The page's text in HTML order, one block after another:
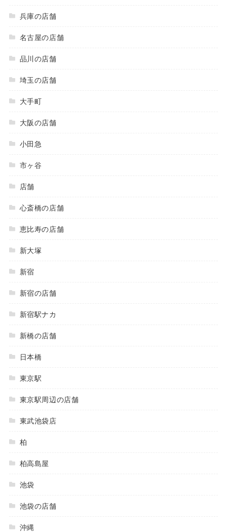
兵庫の店舗
名古屋の店舗
品川の店舗
埼玉の店舗
大手町
大阪の店舗
小田急
市ヶ谷
店舗
心斎橋の店舗
恵比寿の店舗
新大塚
新宿
新宿の店舗
新宿駅ナカ
新橋の店舗
日本橋
東京駅
東京駅周辺の店舗
東武池袋店
柏
柏高島屋
池袋
池袋の店舗
沖縄